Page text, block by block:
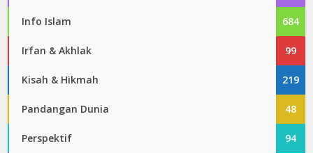
Info Islam 684
Irfan & Akhlak 99
Kisah & Hikmah 219
Pandangan Dunia 48
Perspektif 94